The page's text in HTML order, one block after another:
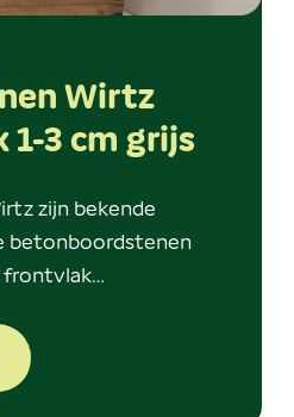
Wirtz
1-3 cm grijs
zijn bekende
betonboordstenen
frontvlak…